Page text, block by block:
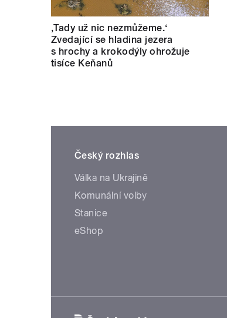
‚Tady už nic nezmůžeme.‘
Zvedající se hladina jezera
s hrochy a krokodýly ohrožuje
tisíce Keňanů
Český rozhlas
Válka na Ukrajině
Komunální volby
Stanice
eShop